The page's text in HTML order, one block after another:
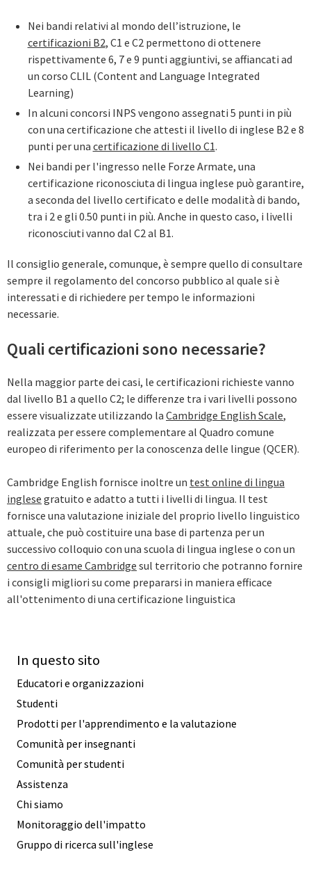
Nei bandi relativi al mondo dell’istruzione, le
certificazioni B2, C1 e C2 permettono di ottenere
rispettivamente 6, 7 e 9 punti aggiuntivi, se affiancati ad
un corso CLIL (Content and Language Integrated
Learning)
In alcuni concorsi INPS vengono assegnati 5 punti in più
con una certificazione che attesti il livello di inglese B2 e 8
punti per una certificazione di livello C1.
Nei bandi per l'ingresso nelle Forze Armate, una
certificazione riconosciuta di lingua inglese può garantire,
a seconda del livello certificato e delle modalità di bando,
tra i 2 e gli 0.50 punti in più. Anche in questo caso, i livelli
riconosciuti vanno dal C2 al B1.
Il consiglio generale, comunque, è sempre quello di consultare
sempre il regolamento del concorso pubblico al quale si è
interessati e di richiedere per tempo le informazioni
necessarie.
Quali‌ ‌certificazioni‌ ‌sono‌ ‌necessarie?‌
Nella maggior parte dei casi, le certificazioni richieste vanno
dal livello B1 a quello C2; le differenze tra i vari livelli possono
essere visualizzate utilizzando la Cambridge English Scale,
realizzata per essere complementare al Quadro comune
europeo di riferimento per la conoscenza delle lingue (QCER).
Cambridge English fornisce inoltre un test online di lingua
inglese gratuito e adatto a tutti i livelli di lingua. Il test
fornisce una valutazione iniziale del proprio livello linguistico
attuale, che può costituire una base di partenza per un
successivo colloquio con una scuola di lingua inglese o con un
centro di esame Cambridge sul territorio che potranno fornire
i consigli migliori su come prepararsi in maniera efficace
all'ottenimento di una certificazione linguistica
In questo sito
Educatori e organizzazioni
Studenti
Prodotti per l'apprendimento e la valutazione
Comunità per insegnanti
Comunità per studenti
Assistenza
Chi siamo
Monitoraggio dell'impatto
Gruppo di ricerca sull'inglese